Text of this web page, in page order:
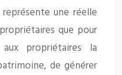
une réelle
que pour
propriétaires la
de générer